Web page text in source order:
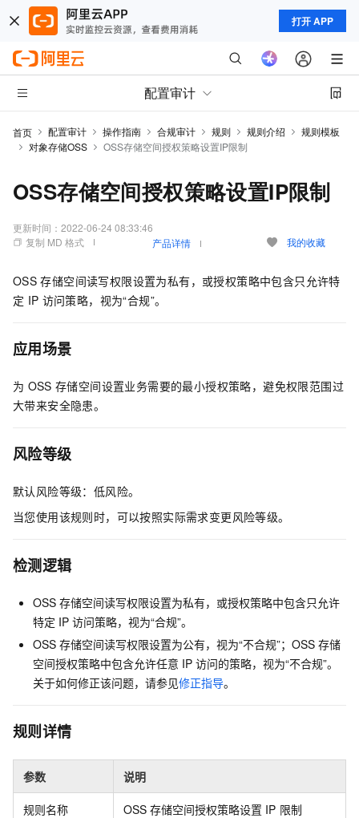
打开 APP
配置审计
首页 配置审计 操作指南 合规审计 规则 规则介绍
规则模板
对象存储OSS
OSS存储空间授权策略设置IP限制
OSS存储空间授权策略设置IP限制
更新时间： 2022-06-24 08:33:46
复制 MD 格式
产品详情 我的收藏
OSS 存储空间读写权限设置为私有，或授权策略中包含只允许特
定 IP 访问策略，视为“合规”。
应用场景
为 OSS 存储空间设置业务需要的最小授权策略，避免权限范围过
大带来安全隐患。
风险等级
默认风险等级：低风险。
当您使用该规则时，可以按照实际需求变更风险等级。
检测逻辑
OSS 存储空间读写权限设置为私有，或授权策略中包含只允许
特定 IP 访问策略，视为“合规”。
OSS 存储空间读写权限设置为公有，视为“不合规”；OSS 存储
空间授权策略中包含允许任意 IP 访问的策略，视为“不合规”。
关于如何修正该问题，请参见修正指导。
规则详情
参数 说明
规则名称 OSS 存储空间授权策略设置 IP 限制